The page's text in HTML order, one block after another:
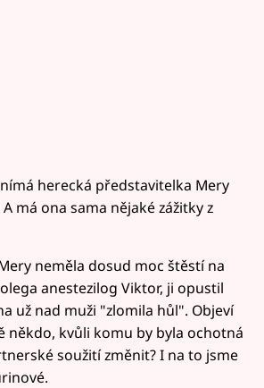
herecká představitelka Mery
má ona sama nějaké zážitky z
neměla dosud moc štěstí na
anestezilog Viktor, ji opustil
už nad muži "zlomila hůl". Objeví
někdo, kvůli komu by byla ochotná
soužití změnit? I na to jsme